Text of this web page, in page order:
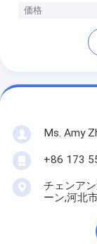
価格
Ms. Amy
+86 173
チェンア
ーン,河北